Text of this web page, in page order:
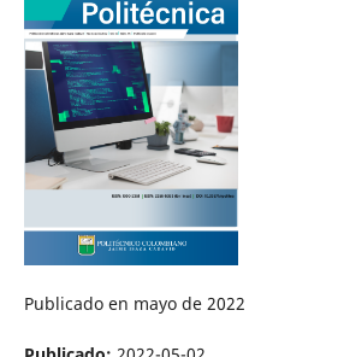
Publicado en mayo de 2022